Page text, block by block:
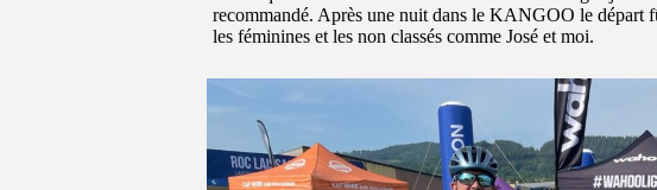
recommandé. Après une nuit dans le KANGOO le départ
les féminines et les non classés comme José et moi.